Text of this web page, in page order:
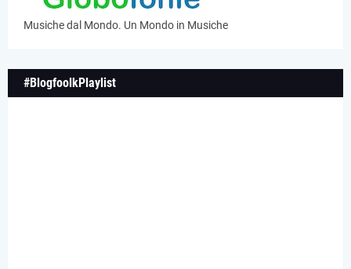
Musiche dal Mondo. Un Mondo in Musiche
#BlogfoolkPlaylist